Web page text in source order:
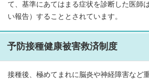
て、基準にあてはまる症状を診断した医師
い報告）することとされています。
予防接種健康被害救済制度
接種後、極めてまれに脳炎や神経障害など